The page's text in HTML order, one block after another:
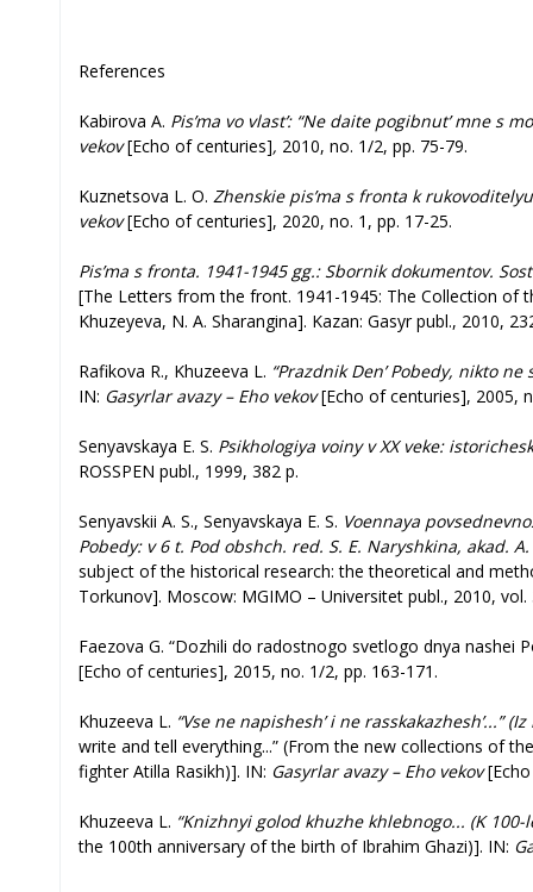
References
Kabirova A. Pis’ma vo vlast’: “Ne daite pogibnut’ mne s
vekov[Echo of centuries], 2010, no. 1/2, pp. 75-79.
Kuznetsova L. O. Zhenskie pis’ma s fronta k
vekov[Echo of centuries], 2020, no. 1, pp. 17-25.
Pis’ma s fronta. 1941-1945 gg.: Sbornik dokumentov.
[The Letters from the front. 1941-1945: The Collection of
Khuzeyeva, N. A. Sharangina]. Kazan: Gasyr publ., 2010,
Rafikova R., Khuzeeva L. “Prazdnik Den’ Pobedy, nikto
IN: Gasyrlar avazy – Eho vekov[Echo of centuries], 2005,
Senyavskaya E. S. Psikhologiya voiny v XX veke:
ROSSPEN publ., 1999, 382 p.
Senyavskii A. S., Senyavskaya E. S. Voennaya
Pobedy: v 6 t. Pod obshch. red. S. E. Naryshkina, akad.
subject of the historical research: the theoretical and
Torkunov]. Moscow: MGIMO – Universitet publ., 2010, vol.
Faezova G. “Dozhili do radostnogo svetlogo dnya nashei
[Echo of centuries], 2015, no. 1/2, pp. 163-171.
Khuzeeva L. “Vse ne napishesh’ i ne rasskakazhesh’...”
write and tell everything...” (From the new collections of
fighter Atilla Rasikh)]. IN: Gasyrlar avazy – Eho vekov
Khuzeeva L. “Knizhnyi golod khuzhe khlebnogo... (K
the 100th anniversary of the birth of Ibrahim Ghazi)]. IN: